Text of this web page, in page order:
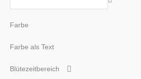
Farbe
Farbe als Text
Blütezeitbereich